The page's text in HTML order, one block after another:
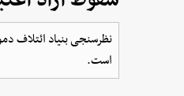
نظرسنجی بنیاد ائتلاف
است.